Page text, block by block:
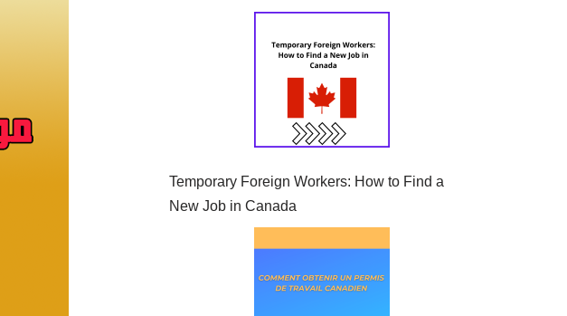
Temporary Foreign Workers: How to Find a
New Job in Canada